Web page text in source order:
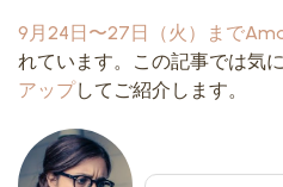
9月24日〜27日（火）まで
れています。この記事では気
アップしてご紹介します。